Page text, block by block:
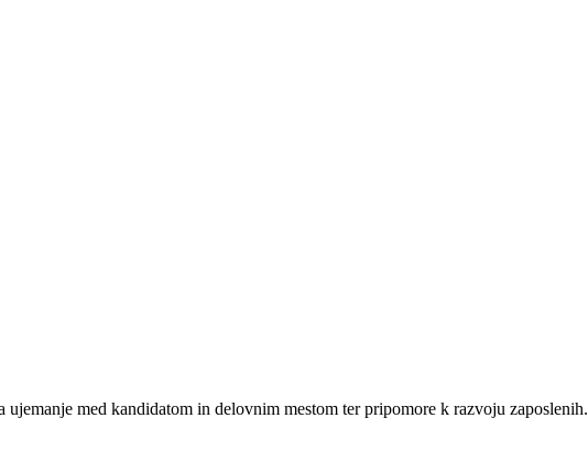
med kandidatom in delovnim mestom ter pripomore k razvoju zaposlenih.